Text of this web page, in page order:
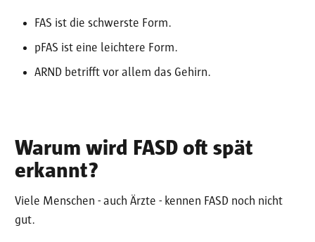
FAS ist die schwerste Form.
pFAS ist eine leichtere Form.
ARND betrifft vor allem das Gehirn.
Warum wird FASD oft spät
erkannt?
Viele Menschen - auch Ärzte - kennen FASD noch nicht
gut.